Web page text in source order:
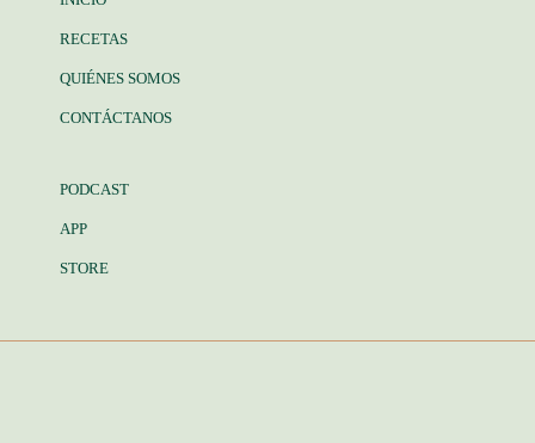
RECETAS
QUIÉNES SOMOS
CONTÁCTANOS
PODCAST
APP
STORE